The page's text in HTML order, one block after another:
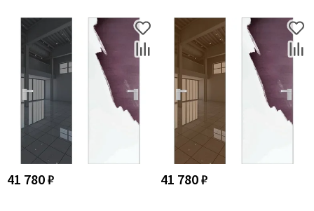
41 780 ₽ 41 780 ₽